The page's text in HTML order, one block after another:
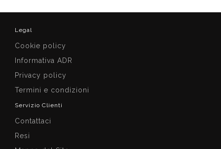
Legal
Cookie policy
Informativa ADR
Privacy policy
Termini e condizioni
Servizio Clienti
Contattaci
Resi